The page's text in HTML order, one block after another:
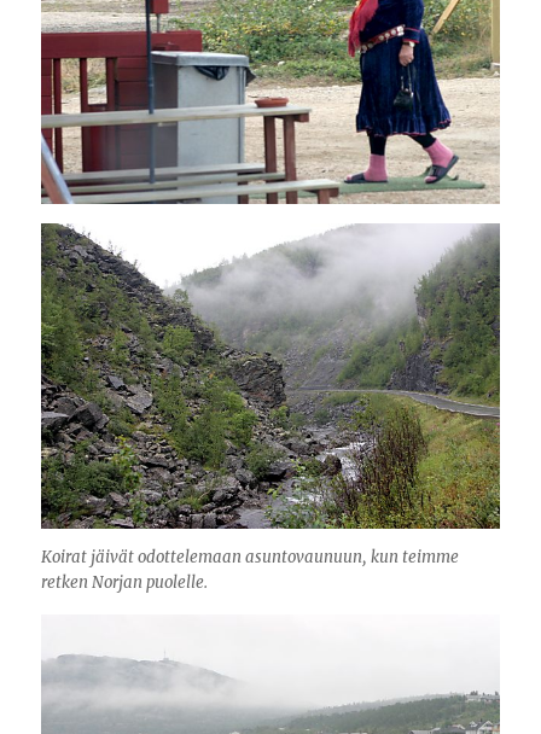
Koirat jäivät odottelemaan asuntovaunuun, kun teimme
retken Norjan puolelle.